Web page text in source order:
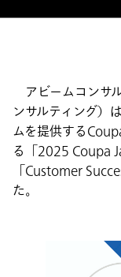
アビームコンサ
ンサルティング）
ムを提供する
る「2025 Coupa
「Customer
た。